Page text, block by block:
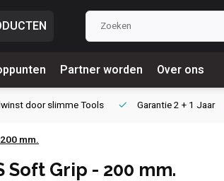
Partner worden Over ons
doorslimme Tools Garantie2 + 1 Jaar
mm.
Soft Grip - 200 mm.